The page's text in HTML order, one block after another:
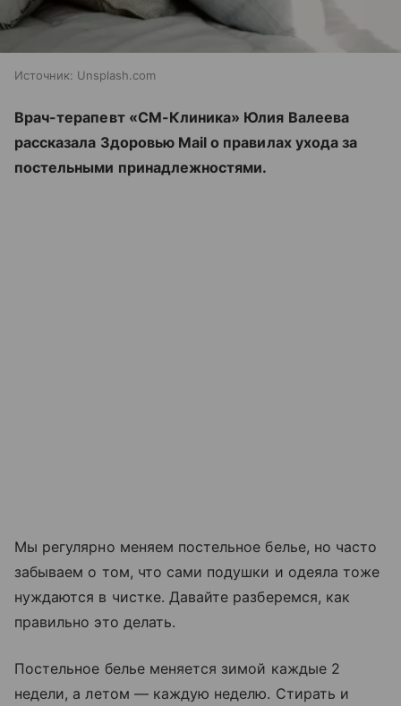
Источник: Unsplash.com
Врач-терапевт «СМ-Клиника» Юлия Валеева
рассказала Здоровью Mail о правилах ухода за
постельными принадлежностями.
Мы регулярно меняем постельное белье, но часто
забываем о том, что сами подушки и одеяла тоже
нуждаются в чистке. Давайте разберемся, как
правильно это делать.
Постельное белье меняется зимой каждые 2
недели, а летом — каждую неделю. Стирать и